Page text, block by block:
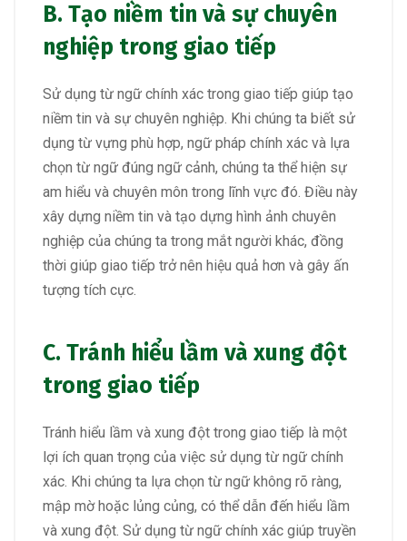
B. Tạo niềm tin và sự chuyên
nghiệp trong giao tiếp
Sử dụng từ ngữ chính xác trong giao tiếp giúp tạo
niềm tin và sự chuyên nghiệp. Khi chúng ta biết sử
dụng từ vựng phù hợp, ngữ pháp chính xác và lựa
chọn từ ngữ đúng ngữ cảnh, chúng ta thể hiện sự
am hiểu và chuyên môn trong lĩnh vực đó. Điều này
xây dựng niềm tin và tạo dựng hình ảnh chuyên
nghiệp của chúng ta trong mắt người khác, đồng
thời giúp giao tiếp trở nên hiệu quả hơn và gây ấn
tượng tích cực.
C. Tránh hiểu lầm và xung đột
trong giao tiếp
Tránh hiểu lầm và xung đột trong giao tiếp là một
lợi ích quan trọng của việc sử dụng từ ngữ chính
xác. Khi chúng ta lựa chọn từ ngữ không rõ ràng,
mập mờ hoặc lủng củng, có thể dẫn đến hiểu lầm
và xung đột. Sử dụng từ ngữ chính xác giúp truyền